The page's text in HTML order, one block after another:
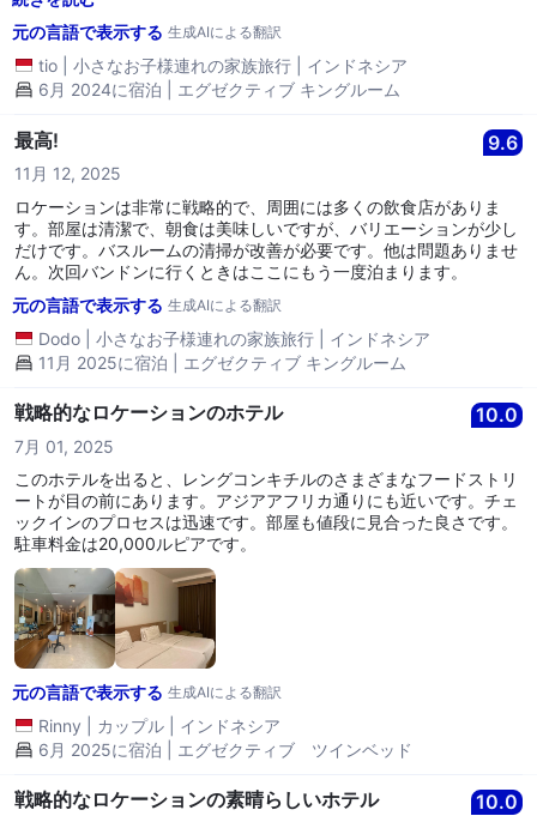
した。 部屋自体は広くて清潔でしたが、私が宿泊した3階はエグゼ
クティブキングで、喫煙ルームでした😌。 食事：うーん、部屋の
価格が高いシーズンであるため、家庭料理のような標準的な味が残
念でしたが、味が物足りなく、バリエーションが少なかったのも納
得です。4つ星ホテルではないので仕方ないですが、せめて味のレ
ビューは改善してほしいです。
元の言語で表示する 生成AIによる翻訳
tio 小さなお子様連れの家族旅行
インドネシア
6月 2024に宿泊 | エグゼクティブ キングルーム
最高! 9.6
11月 12, 2025
ロケーションは非常に戦略的で、周囲には多くの飲食店がありま
す。部屋は清潔で、朝食は美味しいですが、バリエーションが少し
だけです。バスルームの清掃が改善が必要です。他は問題ありませ
ん。次回バンドンに行くときはここにもう一度泊まります。
元の言語で表示する 生成AIによる翻訳
Dodo 小さなお子様連れの家族旅行
インドネシア
11月 2025に宿泊 | エグゼクティブ キングルーム
戦略的なロケーションのホテル 10.0
7月 01, 2025
このホテルを出ると、レングコンキチルのさまざまなフードストリ
ートが目の前にあります。アジアアフリカ通りにも近いです。チェ
ックインのプロセスは迅速です。部屋も値段に見合った良さです。
駐車料金は20,000ルピアです。
元の言語で表示する 生成AIによる翻訳
Rinny カップル
インドネシア
6月 2025に宿泊 | エグゼクティブ ツインベッド
戦略的なロケーションの素晴らしいホテル 10.0